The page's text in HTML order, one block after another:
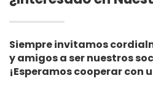
Siempre invitamos
y amigos a ser nuestros
¡Esperamos cooperar con